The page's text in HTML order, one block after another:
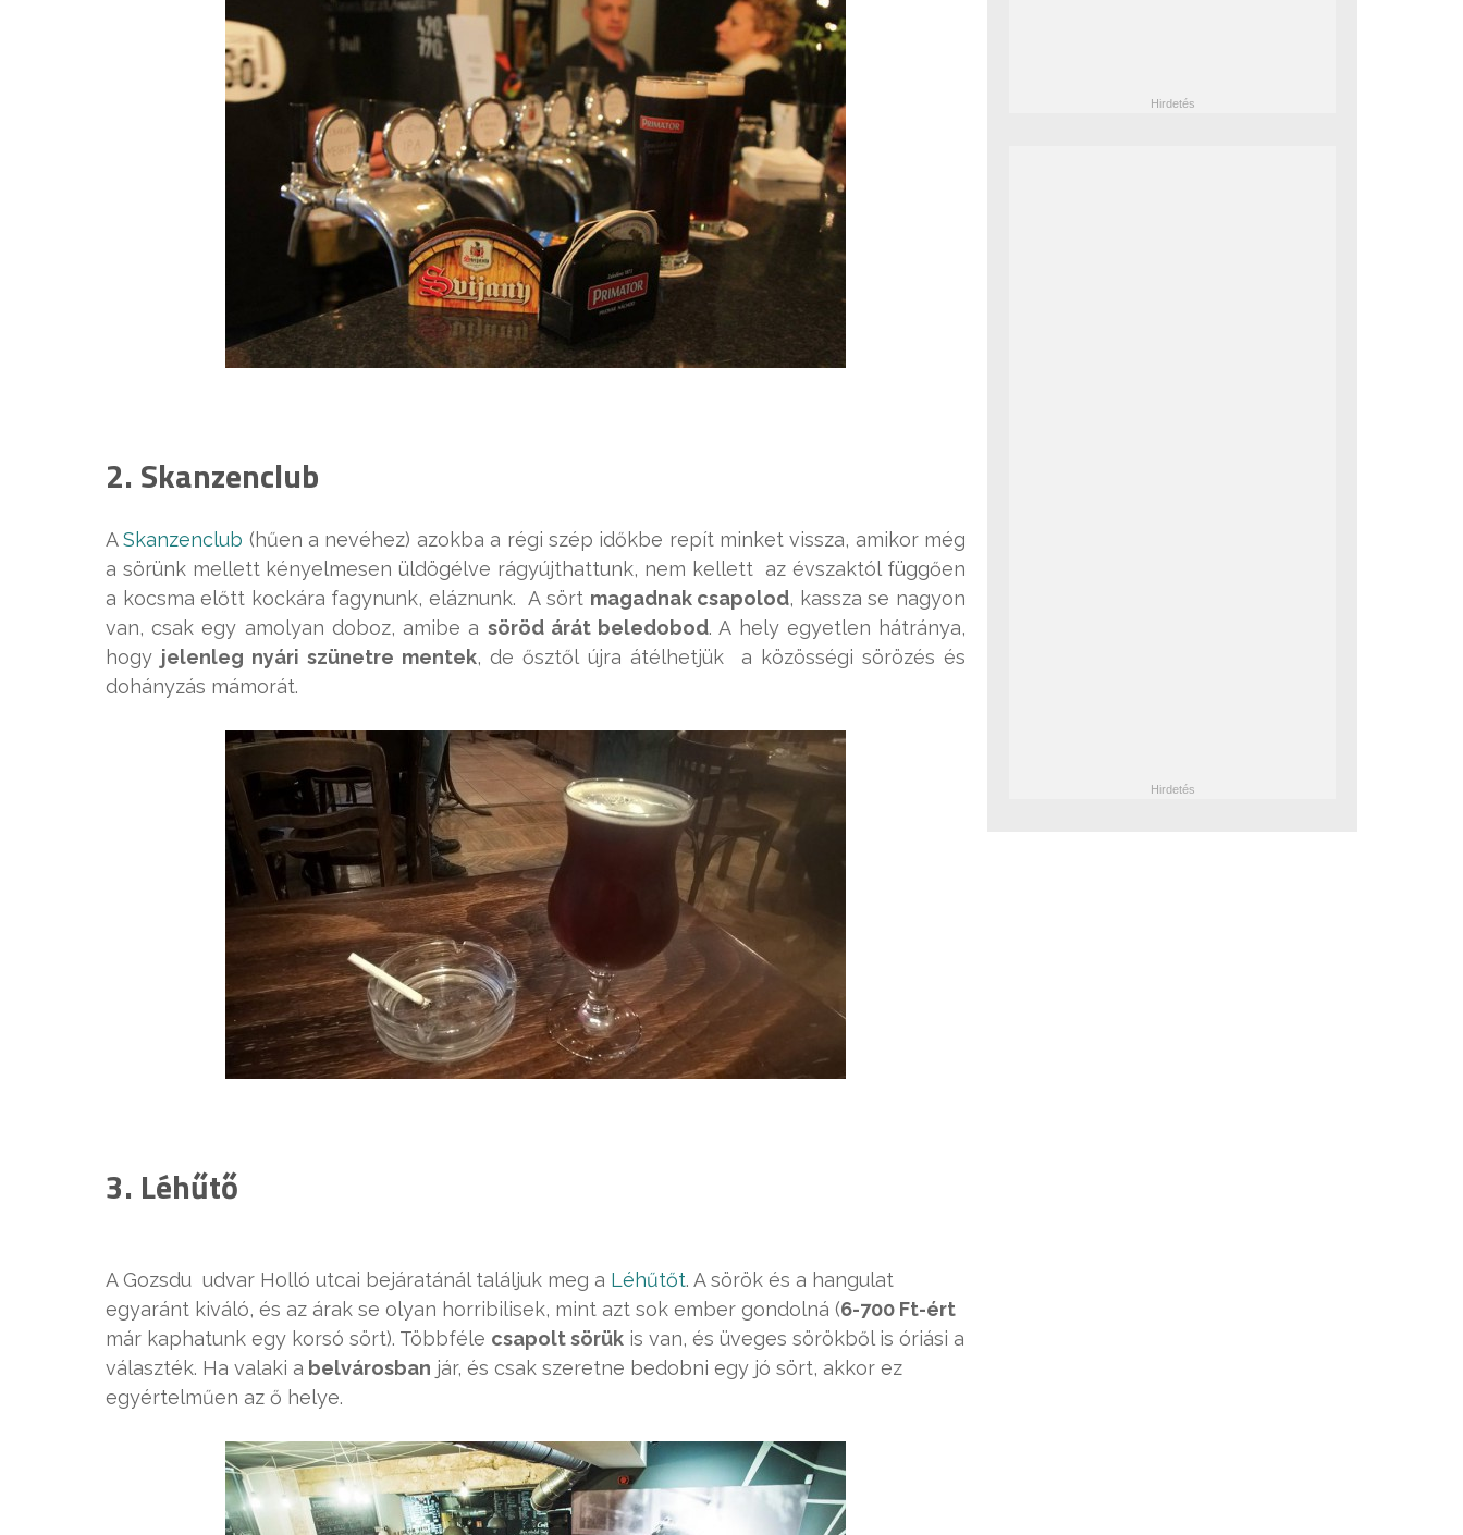
2. Skanzenclub
ASkanzenclub (hűen a nevéhez) azokba a régi szép időkbe repít minket vissza, amikor még
a sörünk mellett kényelmesen üldögélve rágyújthattunk, nem kellett az évszaktól függően
a kocsma előtt kockára fagynunk, eláznunk. A sört magadnak csapolod, kassza se nagyon
van, csak egy amolyan doboz, amibe a söröd árát beledobod. A hely egyetlen hátránya,
hogy jelenleg nyári szünetre mentek, de ősztől újra átélhetjük a közösségi sörözés és
dohányzás mámorát.
3. Léhűtő
A Gozsdu udvar Holló utcai bejáratánál találjuk meg a Léhűtőt. A sörök és a hangulat
egyaránt kiváló, és az árak se olyan horribilisek, mint azt sok ember gondolná (6-700 Ft-ért
már kaphatunk egy korsó sört). Többféle csapolt sörük is van, és üveges sörökből is óriási a
választék. Ha valaki a belvárosban jár, és csak szeretne bedobni egy jó sört, akkor ez
egyértelműen az ő helye.